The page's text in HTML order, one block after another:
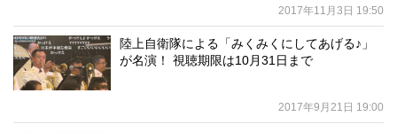
チャンネル
マンガ
2017年11月3日 19:50
陸上自衛隊による「みくみくにしてあげる♪」
が名演！ 視聴期限は10月31日まで
2017年9月21日 19:00